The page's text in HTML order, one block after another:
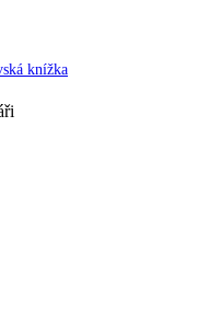
knížka